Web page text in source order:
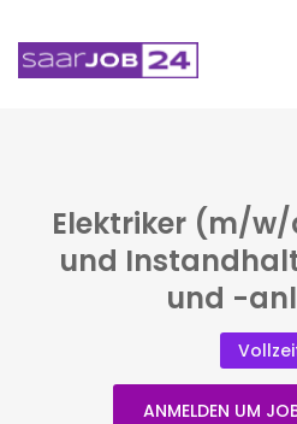
Elektriker (m/
und
und -
ANMELDEN UM